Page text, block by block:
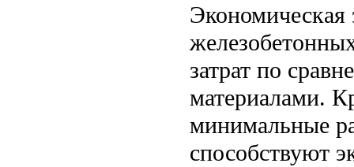
Экономическая
затрат по
материалами.
минимальные
способствуют